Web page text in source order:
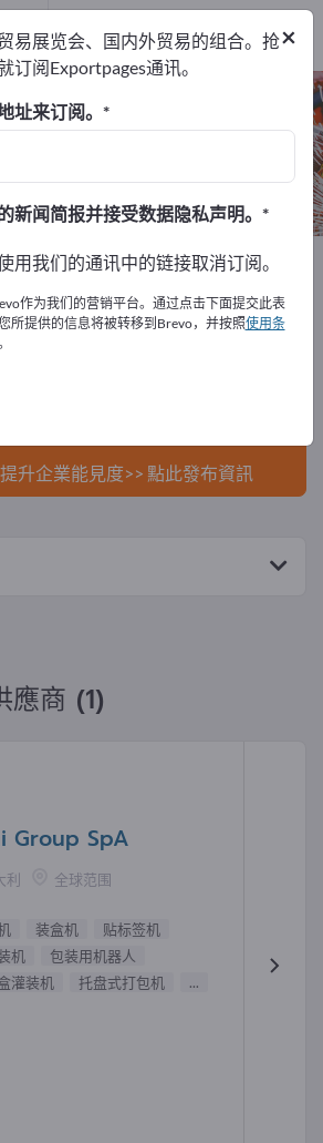
找制造商和供应商
1
出口商1
制造商1
设备 包装机器 泡罩包装机
免費刊登廣告！
上發布您的公司與產
升企業能見度>> 點此發布資訊
應商 (1)
Group SpA
利 全球范围
装盒机
贴标签机
机
包装用机器人
灌装机 托盘式打包机 ...
×
易展览会、国内外贸易的组合。抢
订阅Exportpages通讯。
址来订阅。
新闻简报并接受数据隐私声明。
用我们的通讯中的链接取消订阅。
作为我们的营销平台。通过点击下面提交此表
所提供的信息将被转移到Brevo，并按照使用条